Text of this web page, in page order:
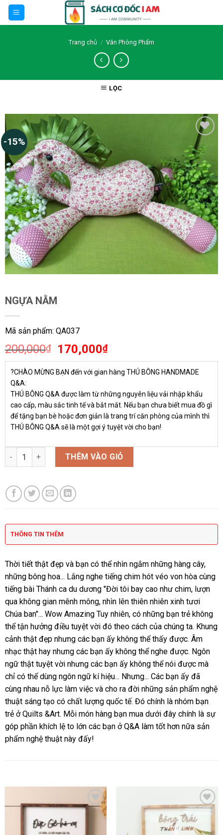
Skip
Trang chủ / Văn Phòng Phẩm
LỌC
-15%
Thêm wishlist
NGỰA NẰM
Mã sản phẩm: QA037
200,000₫
Giá
gốc
là:
170,000₫Giá
hiện
tại
170,000₫.
?CHÀO MỪNG BẠN đến với gian hàng THÚ BÔNG HANDMADE
Q&A:
THÚ BÔNG Q&A được làm từ những nguyên liệu vải nhập khẩu
cao cấp, màu sắc tinh tế và bắt mắt. Nếu bạn chưa biết mua đồ gì
để tặng bạn bè hoặc đơn giản là trang trí căn phòng của mình thì
THÚ BÔNG Q&A sẽ là một gợi ý tuyệt vời cho bạn!
NGỰA NẰM số lượngTHÊM VÀO GIỎ
THÔNG TIN THÊM
Thời tiết thật đẹp và bạn có thể nhìn ngắm những hàng cây,
những bông hoa... Lắng nghe tiếng chim hót véo von hòa cùng
tiếng bài Thánh ca du dương "Đời tôi bay cao như chim, lượn
qua không gian mênh mông, nhìn lên thiên nhiên xinh tươi
Chúa ban"... Wow Amazing Tuy nhiên, có những bạn trẻ không
thể tận hưởng điều tuyệt vời đó theo cách của chúng ta. Khung
cảnh thật đẹp nhưng các bạn ấy không thể thấy được. Âm
nhạc thật hay nhưng các bạn ấy không thể nghe được. Ngôn
ngữ thật tuyệt vời nhưng các bạn ấy không thể nói được mà
chỉ có thể dùng ngôn ngữ kí hiệu... Nhưng... Các bạn ấy đã
cùng nhau nỗ lực làm việc và cho ra đời những sản phẩm nghệ
thuật sáng tạo có chất lượng quốc tế. Đó chính là nhóm bạn
trẻ ở Quilts &Art. Mỗi món hàng bạn mua dưới đây chính là sự
góp phần khích lệ to lớn các bạn ở Q&A làm tốt hơn nữa sản
phẩm nghệ thuật này đấy!
Thêm wishlist Thêm wishlist